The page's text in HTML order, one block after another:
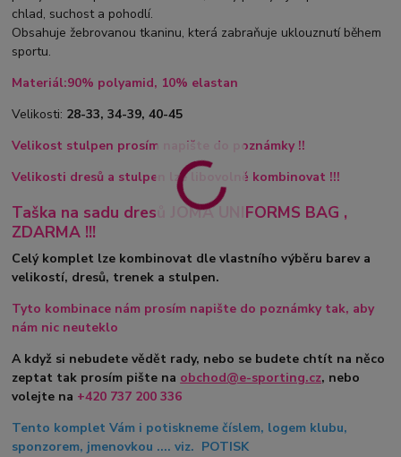
chlad, suchost a pohodlí.
Obsahuje žebrovanou tkaninu, která zabraňuje uklouznutí během
sportu.
Materiál:90% polyamid, 10% elastan
Velikosti: 28-33, 34-39, 40-45
Velikost stulpen prosím napište do poznámky !!
Velikosti dresů a stulpen lze libovolně kombinovat !!!
Taška na sadu dresů JOMA UNIFORMS BAG ,
ZDARMA !!!
Celý komplet lze kombinovat dle vlastního výběru barev a
velikostí, dresů, trenek a stulpen.
Tyto kombinace nám prosím napište do poznámky tak, aby
nám nic neuteklo
A když si nebudete vědět rady, nebo se budete chtít na něco
zeptat tak prosím pište na obchod@e-sporting.cz, nebo
volejte na +420 737 200 336
Tento komplet Vám i potiskneme číslem, logem klubu,
sponzorem, jmenovkou .... viz. POTISK